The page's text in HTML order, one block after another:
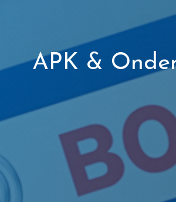
APK &